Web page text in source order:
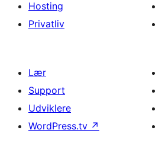
Hosting
Privatliv
Lær
Support
Udviklere
WordPress.tv ↗